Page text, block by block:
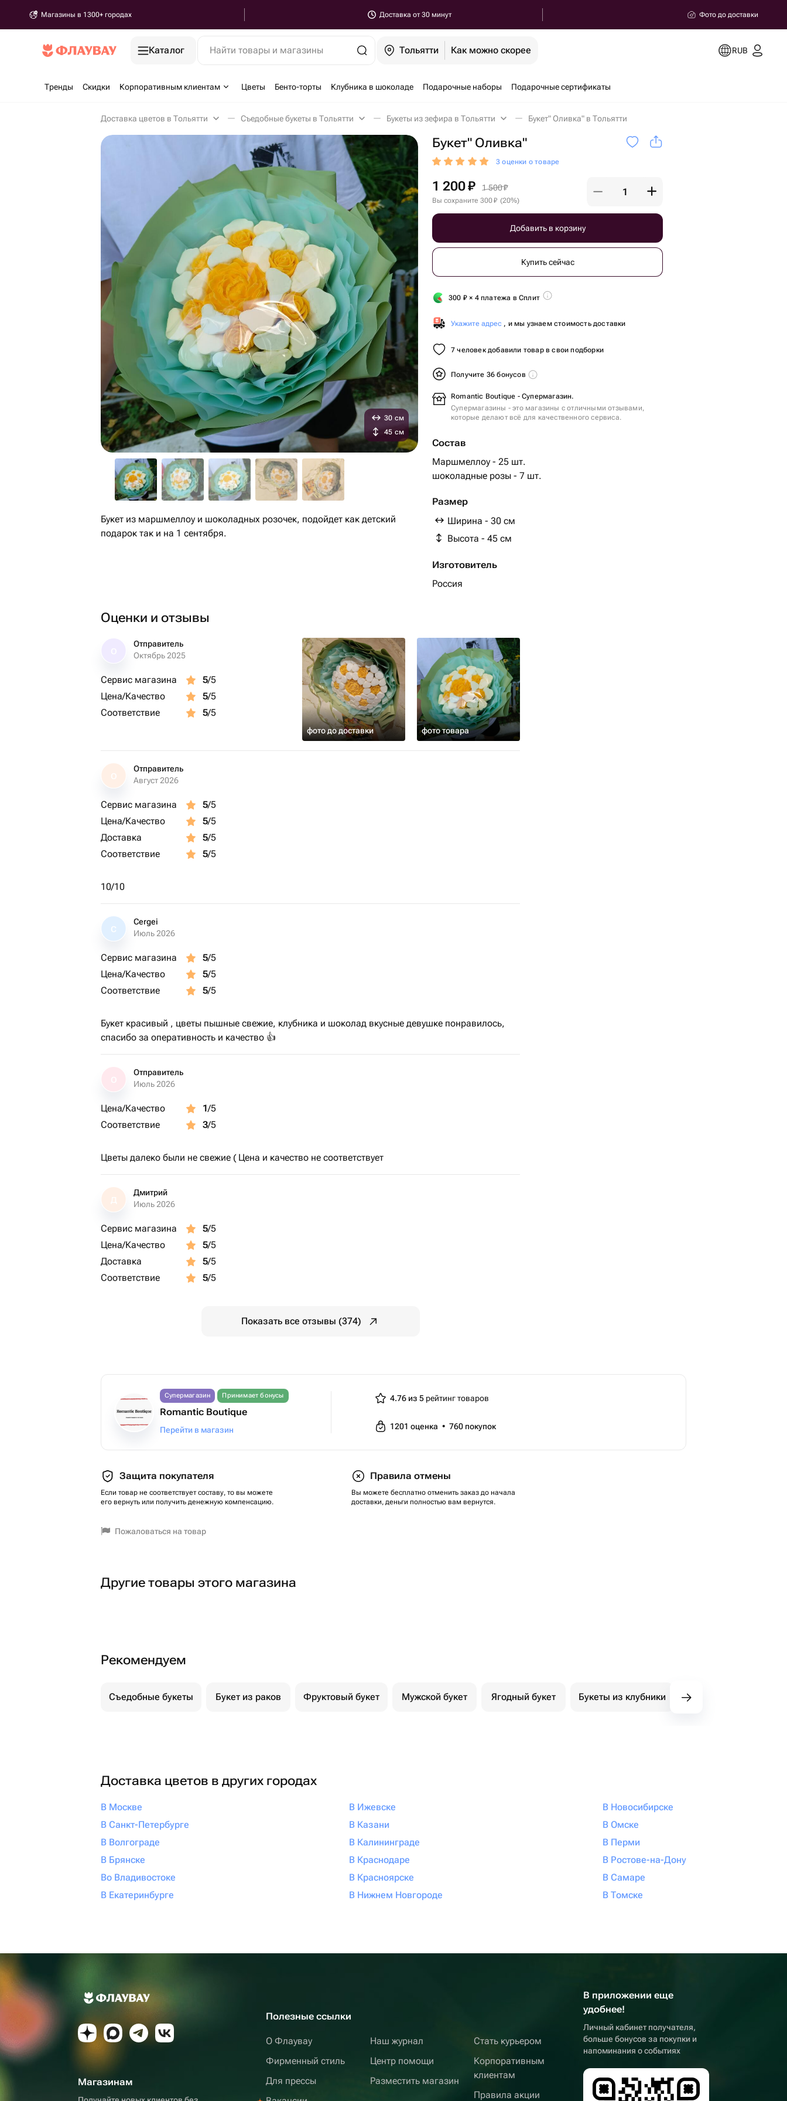
Магазины в 1300+ городах Доставка от 30 минут Фото до доставки
Каталог Найти товары и магазины Тольятти Как можно скорее RUB
Тренды Скидки Корпоративным клиентам Цветы Бенто-торты Клубника в шоколаде Подарочные наборы Подарочные сертификаты
Доставка цветов в Тольятти Съедобные букеты в Тольятти Букеты из зефира в Тольятти Букет" Оливка" в Тольятти
Букет" Оливка"
3 оценки о товаре
1 200₽ 1 500₽
Вы сохраните 300₽ (20%)
Добавить в корзину
Купить сейчас
300 ₽ × 4 платежа в Сплит
Укажите адрес , и мы узнаем стоимость доставки
7 человек добавили товар в свои подборки
Получите 36 бонусов
Romantic Boutique - Супермагазин.
Супермагазины - это магазины с отличными отзывами,
которые делают всё для качественного сервиса.
Состав
Маршмеллоу - 25 шт.
шоколадные розы - 7 шт.
Размер
Ширина - 30 см
Высота - 45 см
Изготовитель
Россия
30 см
45 см
Букет из маршмеллоу и шоколадных розочек, подойдет как детский
подарок так и на 1 сентября.
Оценки и отзывы
Отправитель
Октябрь 2025
Сервис магазина 5/5
Цена/Качество
5/5
Соответствие
5/5
фото до доставки фото товара
О
Отправитель
Август 2026
Сервис магазина 5/5
Цена/Качество
5/5
Доставка
5/5
Соответствие
5/5
10/10
C
Cergei
Июль 2026
Сервис магазина 5/5
Цена/Качество
5/5
Соответствие
5/5
Букет красивый , цветы пышные свежие, клубника и шоколад вкусные девушке понравилось,
спасибо за оперативность и качество 👍
Отправитель
Июль 2026
Цена/Качество 1/5
Соответствие
3/5
Цветы далеко были не свежие ( Цена и качество не соответствует
Д
Дмитрий
Июль 2026
Сервис магазина 5/5
Цена/Качество
5/5
Доставка
5/5
Соответствие
5/5
Показать все отзывы (374)
Супермагазин Принимает бонусы
Romantic Boutique
Перейти в магазин
4.76 из 5рейтинг товаров
1201 оценка • 760 покупок
Защита покупателя
Если товар не соответствует составу, то вы можете
его вернуть или получить денежную компенсацию.
Правила отмены
Вы можете бесплатно отменить заказ до начала
доставки, деньги полностью вам вернутся.
Пожаловаться на товар
Другие товары этого магазина
Рекомендуем
Съедобные букеты Букет из раков Фруктовый букет Мужской букет Ягодный букет Букеты из клубники Букет из конфет
Доставка цветов в других городах
В Москве
В Санкт-Петербурге
В Волгограде
В Брянске
Во Владивостоке
В Екатеринбурге
В Ижевске
В Казани
В Калининграде
В Краснодаре
В Красноярске
В Нижнем Новгороде
В Новосибирске
В Омске
В Перми
В Ростове-на-Дону
В Самаре
В Томске
Магазинам
Полезные ссылки
О Флаувау
Фирменный стиль
Для прессы
Наш журнал
Центр помощи
Разместить магазин
Стать курьером
Корпоративным
клиентам
Правила акции
В приложении еще
удобнее!
Личный кабинет получателя,
больше бонусов за покупки и
напоминания о событиях